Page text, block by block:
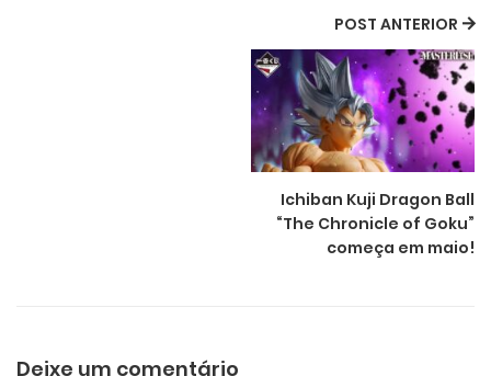
POST ANTERIOR
Ichiban Kuji Dragon Ball
“The Chronicle of Goku”
começa em maio!
Deixe um comentário